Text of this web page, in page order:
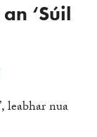
‘Súil
leabhar nua